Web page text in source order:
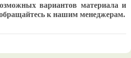
вариантов материала и
обращайтесь к нашим менеджерам.